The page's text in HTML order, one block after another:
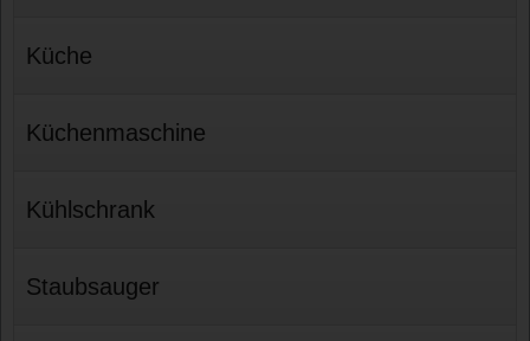
Küche
Küchenmaschine
Kühlschrank
Staubsauger